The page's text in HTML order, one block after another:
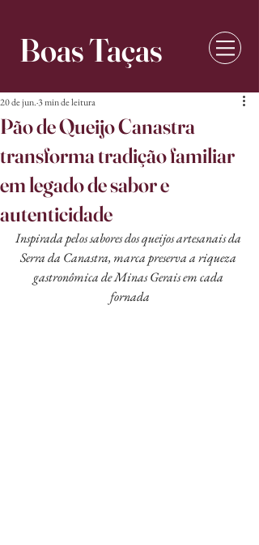
Boas Taças
Pão de Queijo Canastra
transforma tradição familiar
em legado de sabor e
autenticidade
20 de jun.3 min de leitura
Inspirada pelos sabores dos queijos artesanais da
Serra da Canastra, marca preserva a riqueza
gastronômica de Minas Gerais em cada
fornada